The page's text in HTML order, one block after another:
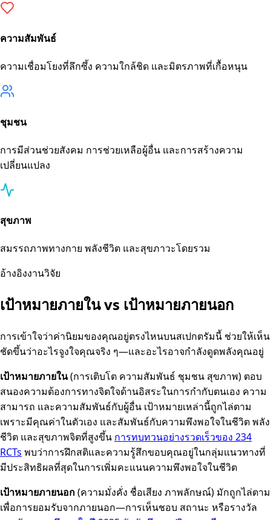
ความสัมพันธ์
ความเชื่อมโยงที่ลึกซึ้ง ความใกล้ชิด และมิตรภาพที่เกื้อหนุน
ชุมชน
การมีส่วนช่วยสังคม การช่วยเหลือผู้อื่น และการสร้างความ
เปลี่ยนแปลง
สุขภาพ
สมรรถภาพทางกาย พลังชีวิต และสุขภาวะโดยรวม
อ้างอิงงานวิจัย
เป้าหมายภายใน vs เป้าหมายภายนอก
การเข้าใจว่าค่านิยมของคุณอยู่ตรงไหนบนสเปกตรัมนี้ ช่วยให้เห็น
ชัดขึ้นว่าอะไรจูงใจคุณจริง ๆ—และอะไรอาจกำลังดูดพลังคุณอยู่
เป้าหมายภายใน(การเติบโต ความสัมพันธ์ ชุมชน สุขภาพ) ตอบ
สนองความต้องการทางจิตใจด้านอิสระในการกำกับตนเอง ความ
สามารถ และความสัมพันธ์กับผู้อื่น เป้าหมายเหล่านี้ถูกไล่ตาม
เพราะมีคุณค่าในตัวเอง และสัมพันธ์กับความพึงพอใจในชีวิต พลัง
ชีวิต และสุขภาพจิตที่สูงขึ้น การทบทวนอย่างรวดเร็วของ 234
RCTs พบว่าการฝึกสติและความรู้สึกขอบคุณอยู่ในกลุ่มแนวทางที่
มีประสิทธิผลที่สุดในการเพิ่มคะแนนความพึงพอใจในชีวิต
เป้าหมายภายนอก(ความมั่งคั่ง ชื่อเสียง ภาพลักษณ์) มักถูกไล่ตาม
เพื่อการยอมรับจากภายนอก—การเห็นชอบ สถานะ หรือรางวัล